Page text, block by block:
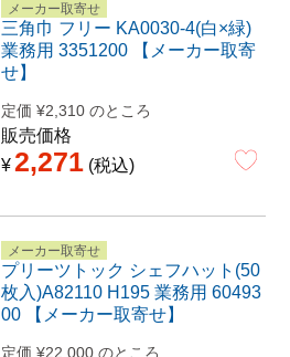
メーカー取寄せ
三角巾 フリー KA0030-4(白×緑)
業務用 3351200 【メーカー取寄
せ】
定価 ¥2,310 のところ
販売価格
¥2,271 税込
メーカー取寄せ
プリーツトック シェフハット(50
枚入)A82110 H195 業務用 60493
00 【メーカー取寄せ】
定価 ¥22,000 のところ